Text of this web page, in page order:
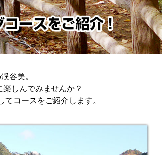
谷美。
しんでみませんか？
コースをご紹介します。